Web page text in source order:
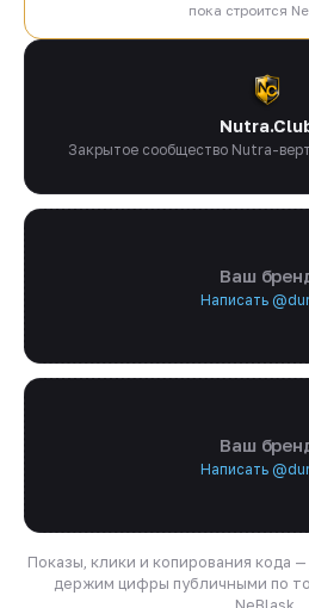
пока строится
Закрытое сообщество Nutra-
Ваш
Написать
Ваш
Написать
Показы, клики и копирования кода —
держим цифры публичными по